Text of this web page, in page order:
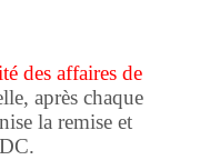
des affaires de
après chaque
la remise et